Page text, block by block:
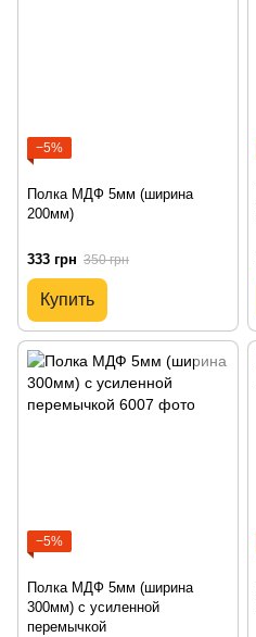
−5%
Полка МДФ 5мм (ширина
200мм)
333 грн 350 грн
Купить
−5%
Полка МДФ 5мм (ширина
300мм) с усиленной
перемычкой